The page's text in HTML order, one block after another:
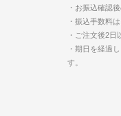
・お振込確認
・振込手数料
・ご注文後2日
・期日を経過
す。